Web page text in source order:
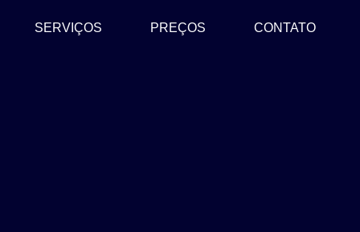
SERVIÇOS PREÇOS CONTATO